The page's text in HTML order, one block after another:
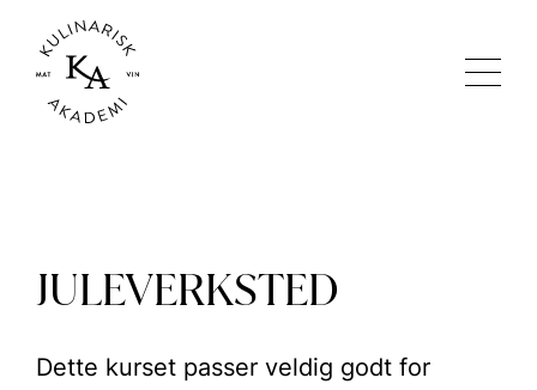
JULEVERKSTED
Dette kurset passer veldig godt for